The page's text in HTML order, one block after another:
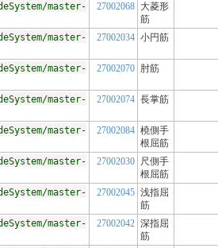
master-
27002068 大菱形
筋
master-
27002034 小円筋
master-
27002070 肘筋
master-
27002074 長掌筋
master-
27002084 橈側手
根屈筋
master-
27002030 尺側手
根屈筋
master-
27002045 浅指屈
筋
master-
27002042 深指屈
筋